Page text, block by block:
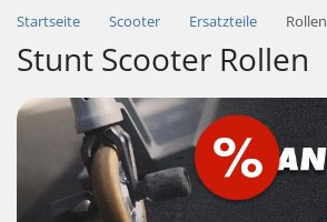
Startseite Scooter Ersatzteile Rollen
Stunt Scooter Rollen